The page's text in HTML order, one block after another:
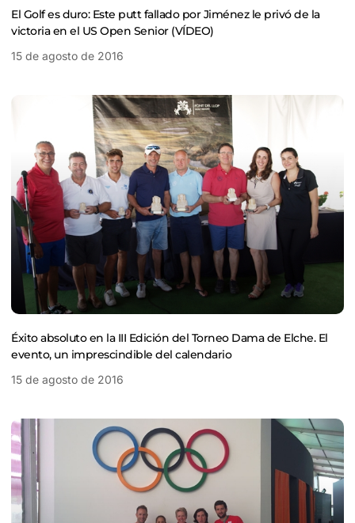
El Golf es duro: Este putt fallado por Jiménez le privó de la
victoria en el US Open Senior (VÍDEO)
15 de agosto de 2016
Éxito absoluto en la III Edición del Torneo Dama de Elche. El
evento, un imprescindible del calendario
15 de agosto de 2016